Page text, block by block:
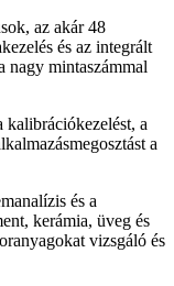
az akár 48
és az integrált
nagy mintaszámmal
kalibrációkezelést, a
a
és a
kerámia, üveg és
vizsgáló és